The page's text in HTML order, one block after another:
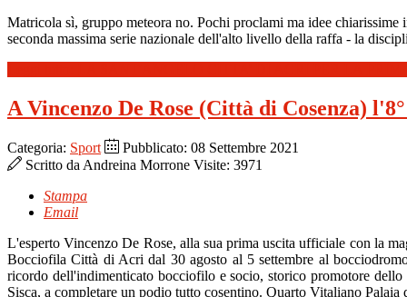
Matricola sì, gruppo meteora no. Pochi proclami ma idee
seconda massima serie nazionale dell'alto livello della raffa - la
A Vincenzo De Rose (Città di Cosenza)
Categoria: Sport
Pubblicato: 08 Settembre 2021
Scritto da Andreina Morrone Visite: 3971
Stampa
Email
L'esperto Vincenzo De Rose, alla sua prima uscita ufficiale con la
Bocciofila Città di Acri dal 30 agosto al 5 settembre al
ricordo dell'indimenticato bocciofilo e socio, storico promotore
Sisca, a completare un podio tutto cosentino. Quarto Vitaliano Palaia